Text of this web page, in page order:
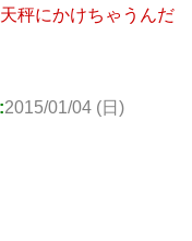
秤にかけちゃうんだ
2015/01/04 (日)